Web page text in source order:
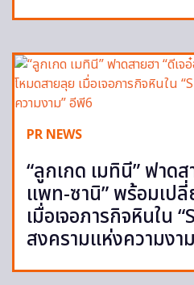
PR NEWS
“ลูกเกด เมทินี” ฟาดส
แพท-ซานิ” พร้อมเป
เมื่อเจอภารกิจหินใน
สงครามแห่งความงา